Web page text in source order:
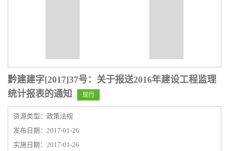
黔建建字[2017]37号：关于报送2016年建设工程监理
统计报表的通知
现行
资源类型：政策法规
发布日期：2017-01-26
实施日期：2017-01-26